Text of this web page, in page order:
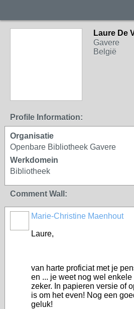
Laure De
Gavere
België
Profile Information:
Organisatie
Openbare Bibliotheek Gavere
Werkdomein
Bibliotheek
Comment Wall:
Marie-Christine Maenhout
Laure,
van harte proficiat met je
en ... je weet nog wel
zeker. In papieren versie of
is om het even! Nog een
geluk!